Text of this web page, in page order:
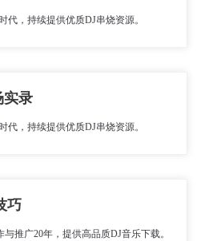
代，持续提供优质DJ串烧资源。
实录
代，持续提供优质DJ串烧资源。
巧
推广20年，提供高品质DJ音乐下载。